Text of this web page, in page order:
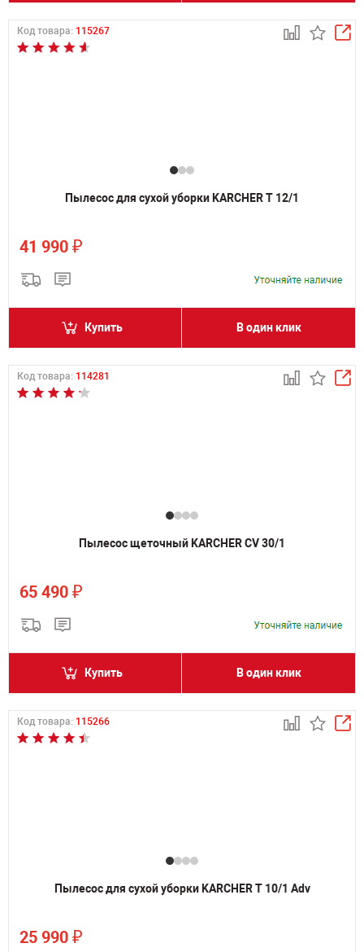
Код товара: 115267
Пылесос для сухой уборки KARCHER T 12/1
41 990 ₽
Купить В один клик
Код товара: 114281
Пылесос щеточный KARCHER CV 30/1
65 490 ₽
Купить В один клик
Код товара: 115266
Пылесос для сухой уборки KARCHER T 10/1 Adv
25 990 ₽